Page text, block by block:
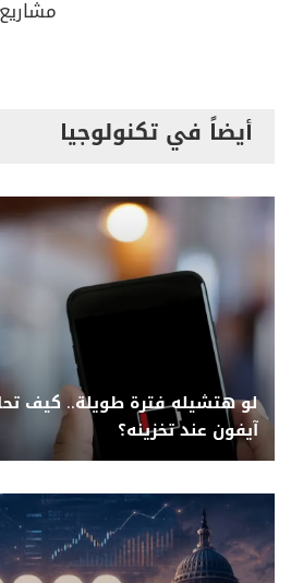
أيضاً في تكنولوجيا
لو هتشيله فترة طويلة.. كيف
آيفون عند تخزينه؟